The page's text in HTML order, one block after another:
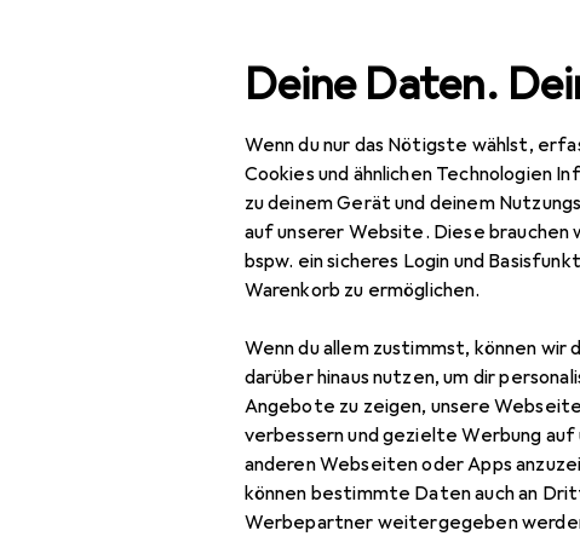
Deine Daten.
Wenn du nur das Nötigste wählst,
Cookies und ähnlichen Technologien
zu deinem Gerät und deinem
auf unserer Website. Diese brauchen
bspw. ein sicheres Login und
Warenkorb zu ermöglichen.
Wenn du allem zustimmst, können wir
darüber hinaus nutzen, um dir
Angebote zu zeigen, unsere
verbessern und gezielte Werbung auf
anderen Webseiten oder Apps
können bestimmte Daten auch an
Werbepartner weitergegeben
Navigation nach KategorienGesamtsortiment Sport
EUR
22,77
Zubehör für
One Size
Hier findest du passendes
Schwimmausrüstung,